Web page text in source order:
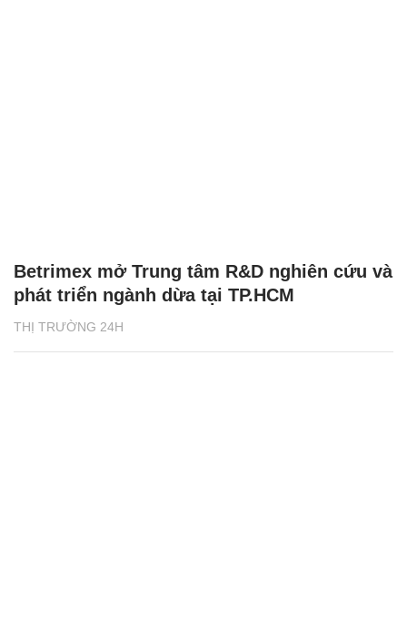
THỊ TRƯỜNG 24H
Betrimex mở Trung tâm R&D nghiên cứu và
phát triển ngành dừa tại TP.HCM